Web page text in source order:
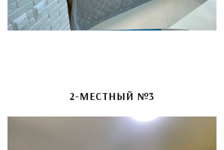
2-МЕСТНЫЙ №3